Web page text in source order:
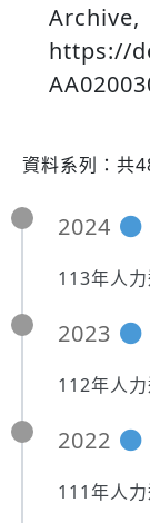
https://
資料系列：共
2024
113年人
2023
112年人
2022
111年人